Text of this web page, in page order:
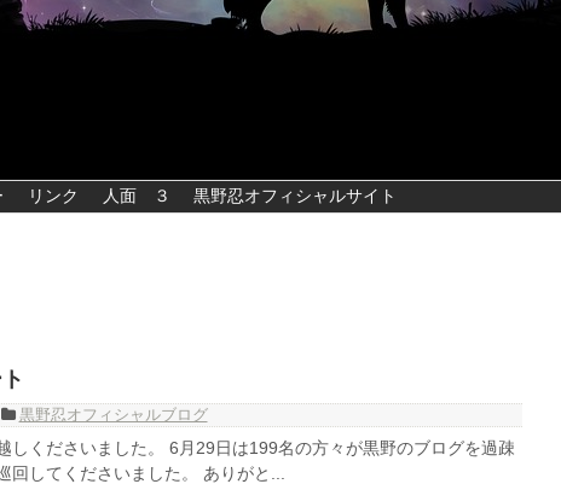
リンク 人面 ３ 黒野忍オフィシャルサイト
黒野忍オフィシャルブログ
しくださいました。 6月29日は199名の方々が黒野のブログを過疎
回してくださいました。 ありがと...